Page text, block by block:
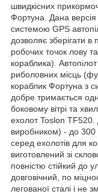
швидкісних
Фортуна. Дана
системою GPS
дозволяє зберігати
робочих точок лову
кораблика).
риболовних місць
кораблик Фортуна з
добре тримається
боковому вітрі та
ехолот Toslon TF520.
виробником) - до
серед ехолотів для
виготовлений зі
повністю стійкий до
довговічний, по
легованої сталі і не